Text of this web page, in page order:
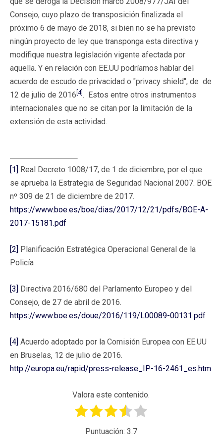
Consejo, cuyo plazo de transposición finalizada el
próximo 6 de mayo de 2018, si bien no se ha previsto
ningún proyecto de ley que transponga esta directiva y
modifique nuestra legislación vigente afectada por
aquella. Y en relación con EE.UU podríamos hablar del
acuerdo de escudo de privacidad o "privacy shield", de de
12 de julio de 2016 [4] . Estos entre otros instrumentos
internacionales que no se citan por la limitación de la
extensión de esta actividad.
[1] Real Decreto 1008/17, de 1 de diciembre, por el que
se aprueba la Estrategia de Seguridad Nacional 2007. BOE
nº 309 de 21 de diciembre de 2017.
https://www.boe.es/boe/dias/2017/12/21/pdfs/BOE-A-
2017-15181.pdf
[2] Planificación Estratégica Operacional General de la
Policía
[3] Directiva 2016/680 del Parlamento Europeo y del
Consejo, de 27 de abril de 2016.
https://www.boe.es/doue/2016/119/L00089-00131.pdf
[4] Acuerdo adoptado por la Comisión Europea con EE.UU
en Bruselas, 12 de julio de 2016.
http://europa.eu/rapid/press-release_IP-16-2461_es.htm
Valora este contenido.
Puntuación: 3.7